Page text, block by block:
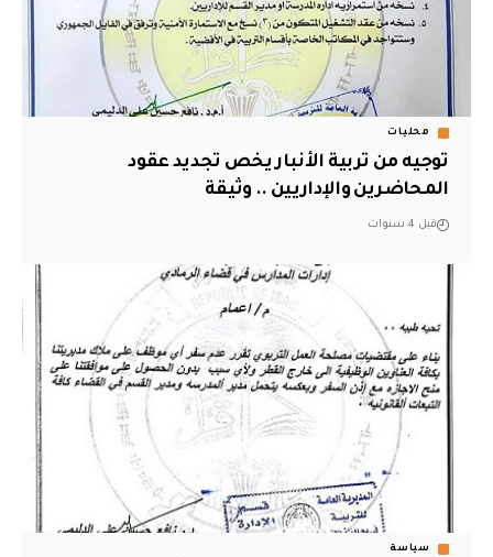
محليات
توجيه من تربية الأنبار يخص تجديد عقود
المحاضرين والإداريين .. وثيقة
قبل 4 سنوات
سياسة